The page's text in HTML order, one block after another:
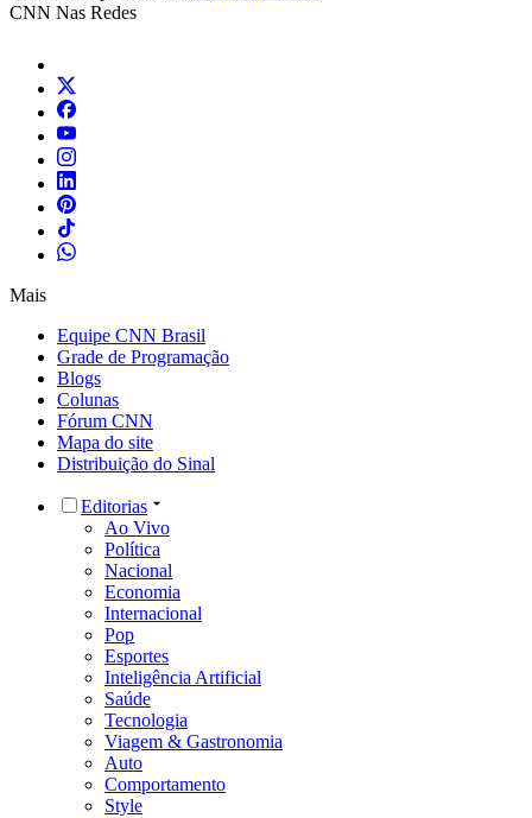
CNN Nas Redes
Mais
Equipe CNN Brasil
Grade de Programação
Blogs
Colunas
Fórum CNN
Mapa do site
Distribuição do Sinal
Editorias
Ao Vivo
Política
Nacional
Economia
Internacional
Pop
Esportes
Inteligência Artificial
Saúde
Tecnologia
Viagem & Gastronomia
Auto
Comportamento
Style